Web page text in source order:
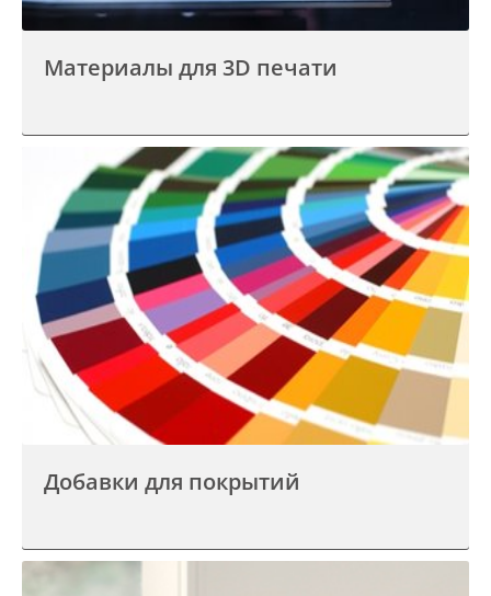
Материалы для 3D печати
Добавки для покрытий